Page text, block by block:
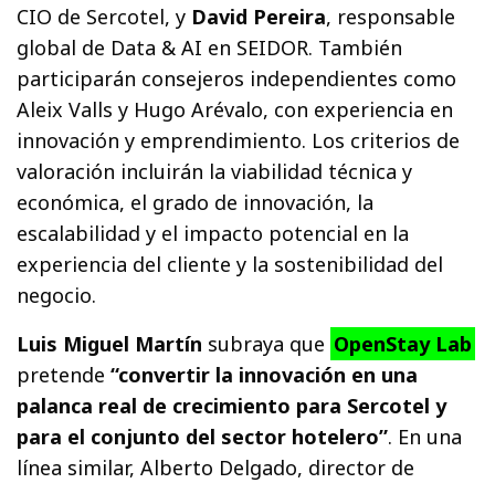
CIO de Sercotel, y David Pereira, responsable
global de Data & AI en SEIDOR. También
participarán consejeros independientes como
Aleix Valls y Hugo Arévalo, con experiencia en
innovación y emprendimiento. Los criterios de
valoración incluirán la viabilidad técnica y
económica, el grado de innovación, la
escalabilidad y el impacto potencial en la
experiencia del cliente y la sostenibilidad del
negocio.
Luis Miguel Martín subraya que OpenStay Lab
pretende“convertir la innovación en una
palanca real de crecimiento para Sercotel y
para el conjunto del sector hotelero”. En una
línea similar, Alberto Delgado, director de